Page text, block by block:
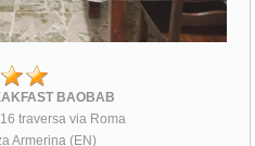
traversa via Roma
Armerina (EN)